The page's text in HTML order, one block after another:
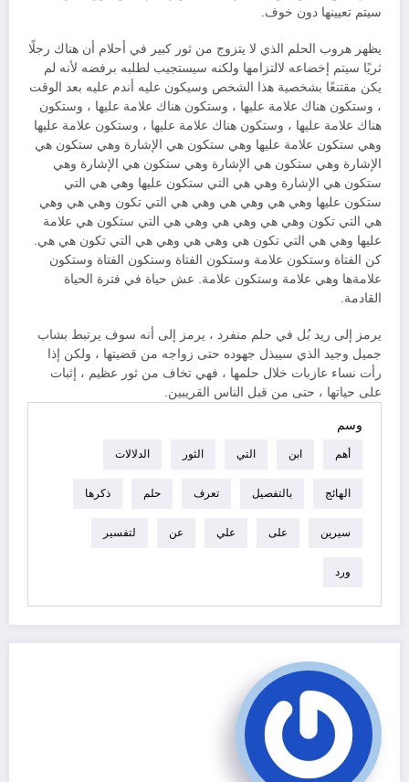
سيتم تعيينها دون خوف.
يظهر هروب الحلم الذي لا يتزوج من ثور كبير في أحلام أن هناك رجلًا
ثريًا سيتم إخضاعه لالتزامها ولكنه سيستجيب لطلبه برفضه لأنه لم
يكن مقتنعًا بشخصية هذا الشخص وسيكون عليه أندم عليه بعد الوقت
، وستكون هناك علامة عليها ، وستكون هناك علامة عليها ، وستكون
هناك علامة عليها ، وستكون هناك علامة عليها ، وستكون علامة عليها
وهي ستكون علامة عليها وهي ستكون هي الإشارة وهي ستكون هي
الإشارة وهي ستكون هي الإشارة وهي ستكون هي الإشارة وهي
ستكون هي الإشارة وهي هي التي ستكون عليها وهي هي التي
ستكون عليها وهي هي وهي هي وهي هي التي تكون وهي هي وهي
هي التي تكون وهي هي وهي هي وهي هي التي ستكون هي علامة
عليها وهي هي التي تكون هي وهي هي وهي هي التي تكون هي هي.
كن الفتاة وستكون علامة وستكون الفتاة وستكون الفتاة وستكون
علامةها وهي علامة وستكون علامة. عش حياة في فترة الحياة
القادمة.
يرمز إلى ريد بُل في حلم منفرد ، يرمز إلى أنه سوف يرتبط بشاب
جميل وجيد الذي سيبذل جهوده حتى زواجه من قضيتها ، ولكن إذا
رأت نساء عازبات خلال حلمها ، فهي تخاف من ثور عظيم ، إثبات
على حياتها ، حتى من قبل الناس القريبين.
وسم
أهم ابن التي الثور الدلالات
الهائج بالتفصيل تعرف حلم ذكرها
سيرين على علي عن لتفسير
ورد